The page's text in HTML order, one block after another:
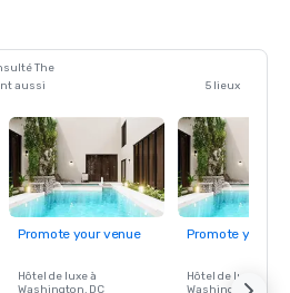
The
aussi
5 lieux
Promote your venue
Hôtel de luxe à
Washington, DC
Promote your
Hôtel de luxe à
Washington